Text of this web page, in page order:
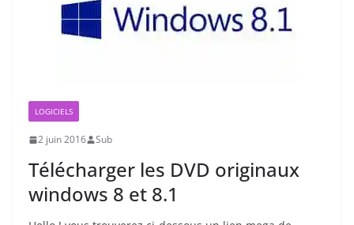
LOGICIELS
2 juin 2016 Sub
Télécharger les DVD originaux
windows 8 et 8.1